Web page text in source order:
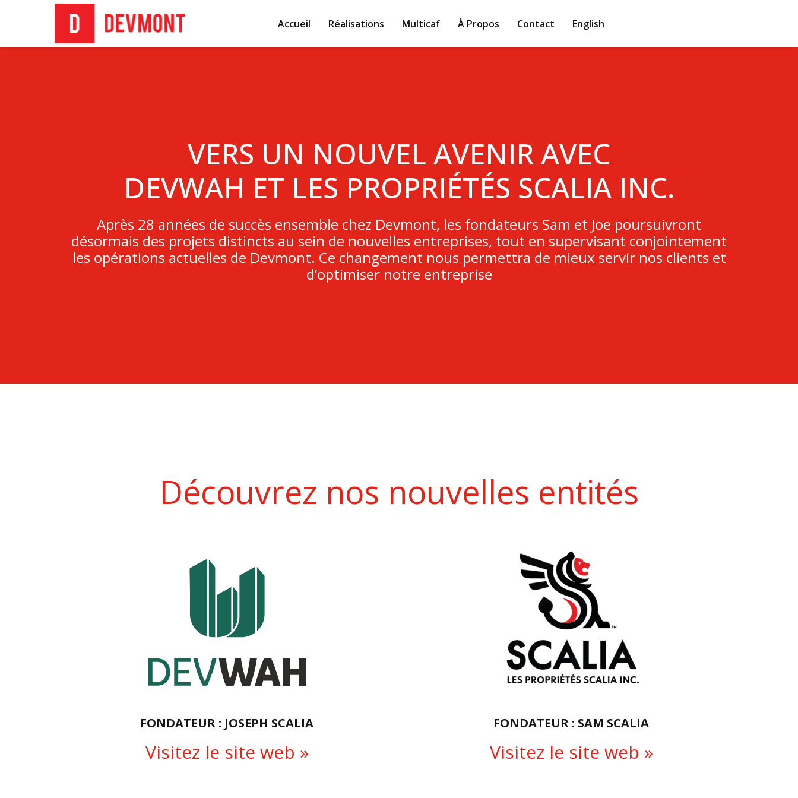
Accueil Réalisations Multicaf À Propos Contact English
VERS UN NOUVEL AVENIR AVEC
DEVWAH ET LES PROPRIÉTÉS SCALIA INC.
Après 28 années de succès ensemble chez Devmont, les fondateurs Sam et Joe poursuivront
désormais des projets distincts au sein de nouvelles entreprises, tout en supervisant conjointement
les opérations actuelles de Devmont. Ce changement nous permettra de mieux servir nos clients et
d’optimiser notre entreprise
Découvrez nos nouvelles entités
FONDATEUR : JOSEPH SCALIA
Visitez le site web »
FONDATEUR : SAM SCALIA
Visitez le site web »